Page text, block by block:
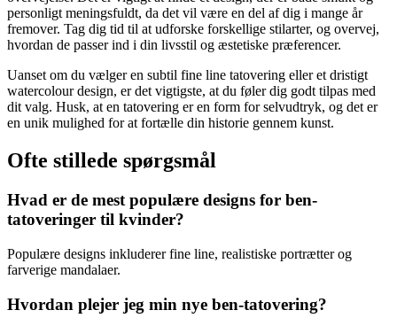
personligt meningsfuldt, da det vil være en del af dig i mange år
fremover. Tag dig tid til at udforske forskellige stilarter, og overvej,
hvordan de passer ind i din livsstil og æstetiske præferencer.
Uanset om du vælger en subtil fine line tatovering eller et dristigt
watercolour design, er det vigtigste, at du føler dig godt tilpas med
dit valg. Husk, at en tatovering er en form for selvudtryk, og det er
en unik mulighed for at fortælle din historie gennem kunst.
Ofte stillede spørgsmål
Hvad er de mest populære designs for ben-
tatoveringer til kvinder?
Populære designs inkluderer fine line, realistiske portrætter og
farverige mandalaer.
Hvordan plejer jeg min nye ben-tatovering?